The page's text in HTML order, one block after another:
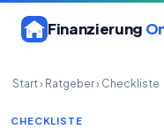
Finanzierung
Start› Ratgeber› Checkliste
CHECKLISTE